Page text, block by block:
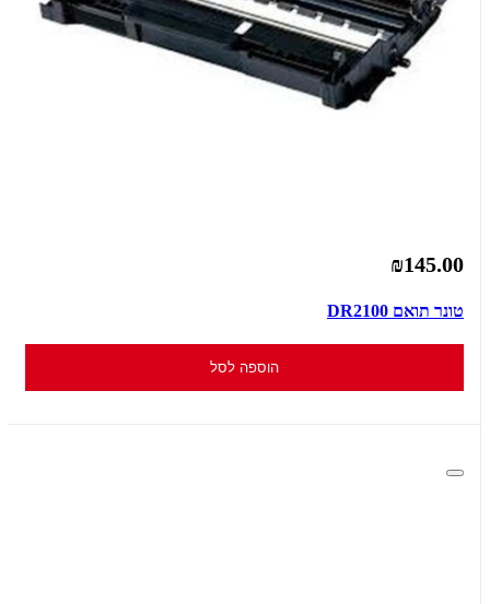
₪145.00
טונר תואם DR2100
הוספה לסל